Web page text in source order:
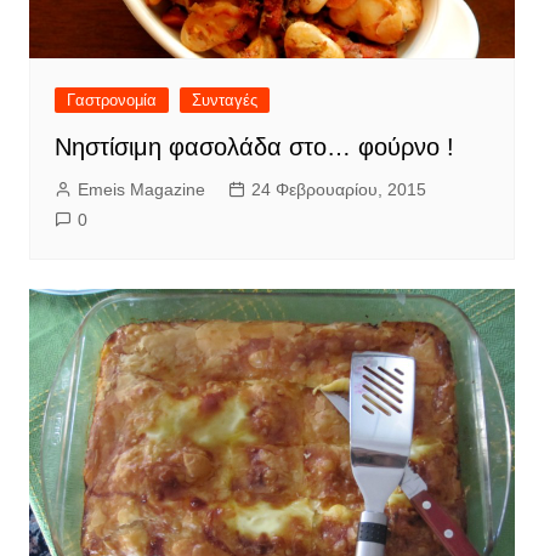
Γαστρονομία Συνταγές
Νηστίσιμη φασολάδα στο… φούρνο !
Emeis Magazine
24 Φεβρουαρίου, 2015
0